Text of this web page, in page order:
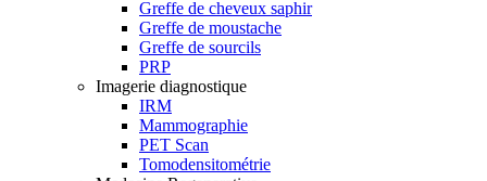
Greffe de cheveux saphir
Greffe de moustache
Greffe de sourcils
PRP
Imagerie diagnostique
IRM
Mammographie
PET Scan
Tomodensitométrie